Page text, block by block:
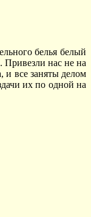
белья белый
Привезли нас не на
и все заняты делом
их по одной на